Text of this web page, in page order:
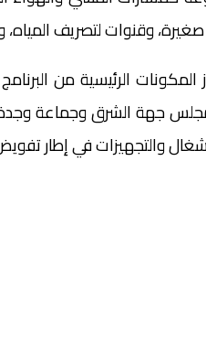
وقنوات لتصريف
المكونات الرئيسية من
مجلس جهة الشرق وجماعة
والتجهيزات في إطار